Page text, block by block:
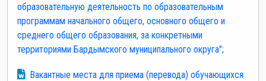
образовательную деятельность по образовательным
программам начального общего, основного общего и
среднего общего образования, за конкретными
территориями Бардымского муниципального округа";
Вакантные места для приема (перевода) обучающихся